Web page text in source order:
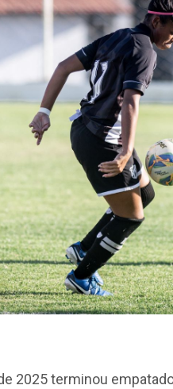
2025 terminou